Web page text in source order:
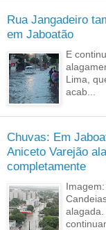
Rua Jangadeiro
em Jaboatão
E
Lima,
acab...
Chuvas: Em
Aniceto Varejão
completamente